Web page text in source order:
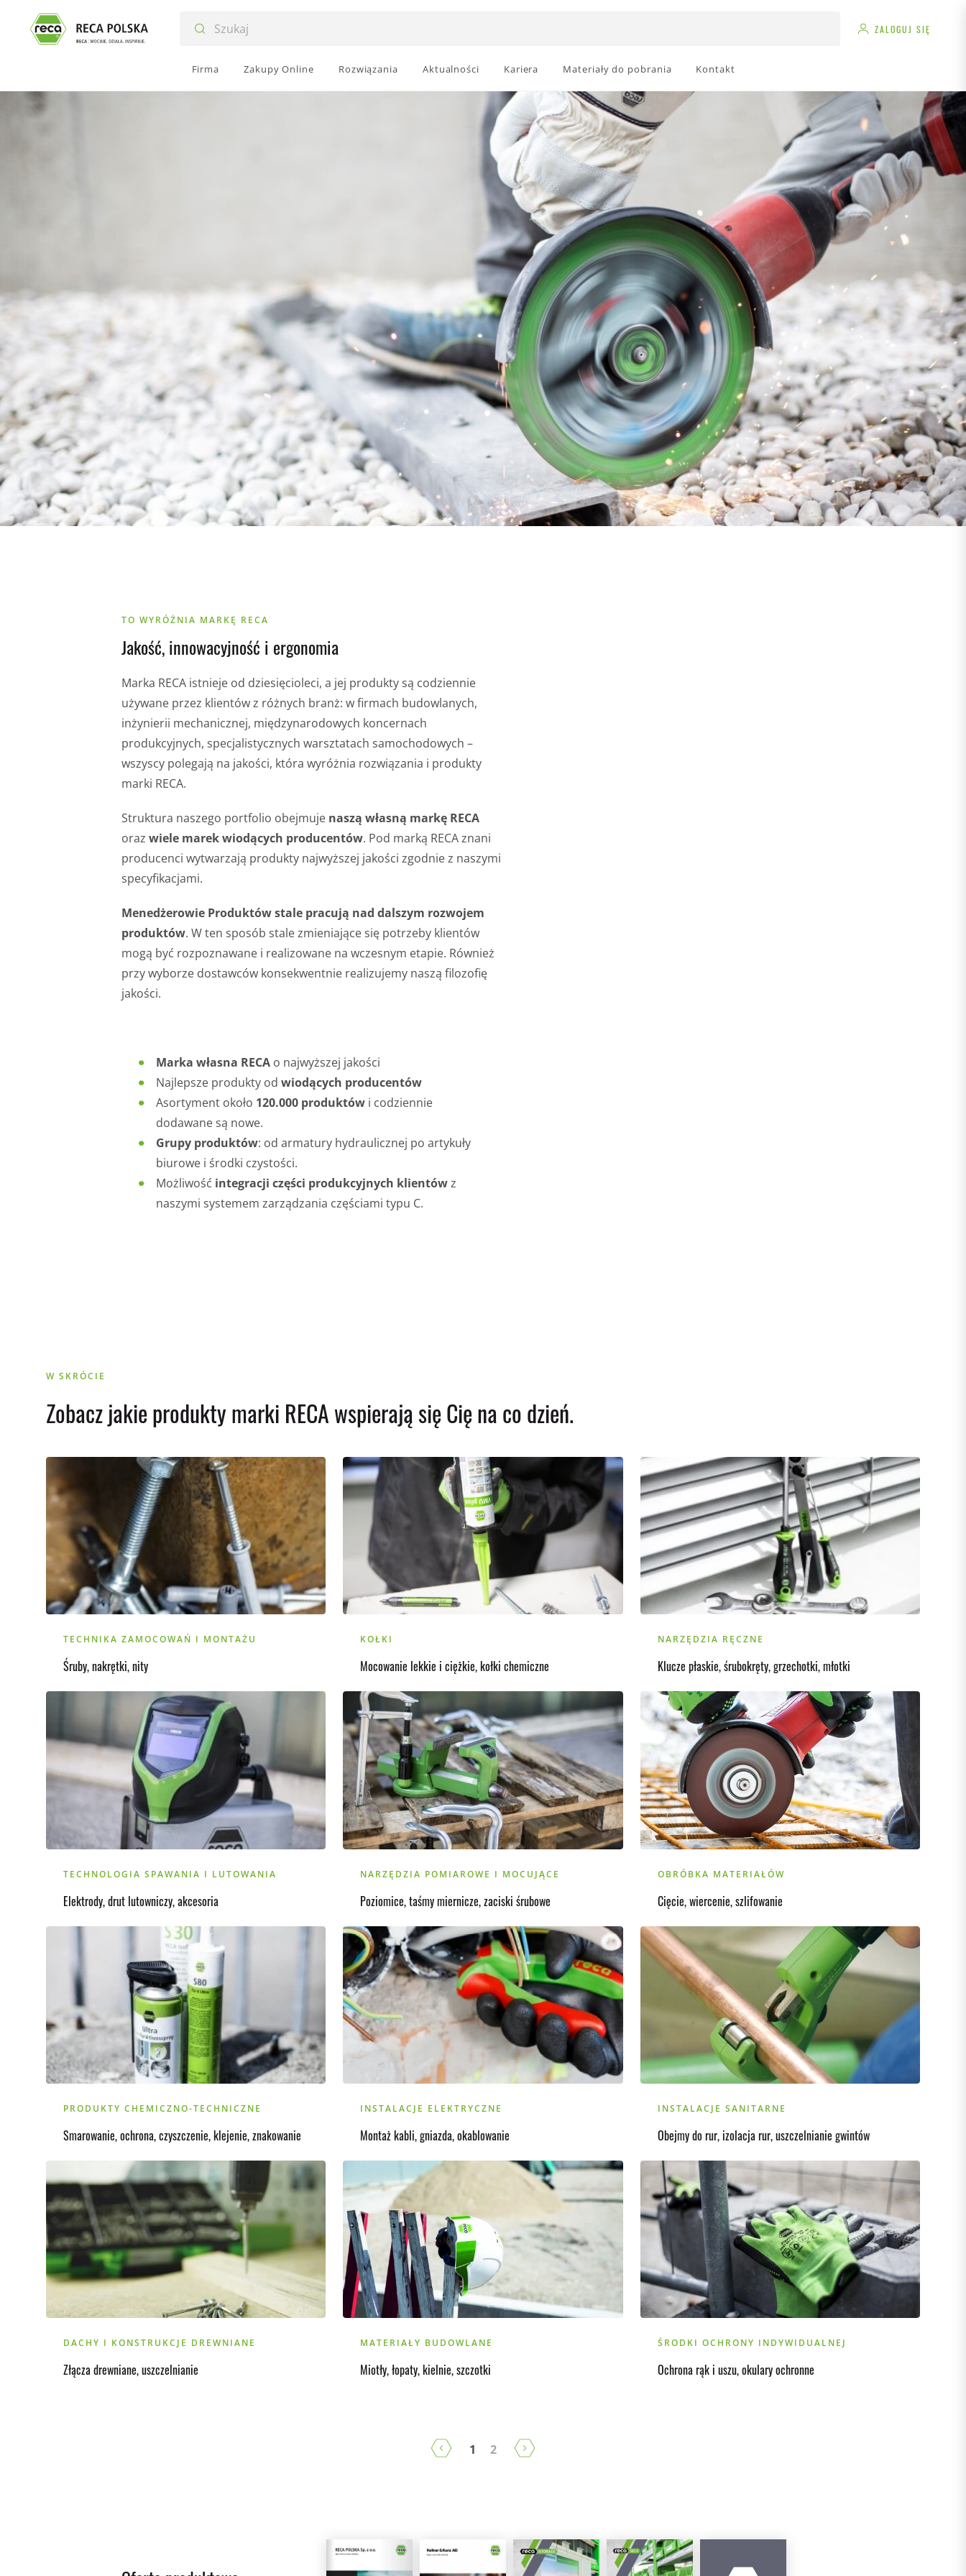
Firma Zakupy Online Rozwiązania Aktualności Kariera Materiały do pobrania Kontakt
ZALOGUJ SIĘ
TO WYRÓŻNIA MARKĘ RECA
Jakość, innowacyjność i ergonomia
Marka RECA istnieje od dziesięcioleci, a jej produkty są codziennie
używane przez klientów z różnych branż: w firmach budowlanych,
inżynierii mechanicznej, międzynarodowych koncernach
produkcyjnych, specjalistycznych warsztatach samochodowych –
wszyscy polegają na jakości, która wyróżnia rozwiązania i produkty
marki RECA.
Struktura naszego portfolio obejmuje naszą własną markę RECA
oraz wiele marek wiodących producentów. Pod marką RECA znani
producenci wytwarzają produkty najwyższej jakości zgodnie z naszymi
specyfikacjami.
Menedżerowie Produktów stale pracują nad dalszym rozwojem
produktów. W ten sposób stale zmieniające się potrzeby klientów
mogą być rozpoznawane i realizowane na wczesnym etapie. Również
przy wyborze dostawców konsekwentnie realizujemy naszą filozofię
jakości.
Marka własna RECAo najwyższej jakości
Najlepsze produkty od wiodących producentów
Asortyment około 120.000 produktówi codziennie
dodawane są nowe.
Grupy produktów: od armatury hydraulicznej po artykuły
biurowe i środki czystości.
Możliwość integracji części produkcyjnych klientówz
naszymi systemem zarządzania częściami typu C.
W SKRÓCIE
Zobacz jakie produkty marki RECA wspierają się Cię na co dzień.
TECHNIKA ZAMOCOWAŃ I MONTAŻU
Śruby, nakrętki, nity
KOŁKI
Mocowanie lekkie i ciężkie, kołki chemiczne
NARZĘDZIA RĘCZNE
Klucze płaskie, śrubokręty, grzechotki, młotki
TECHNOLOGIA SPAWANIA I LUTOWANIA
Elektrody, drut lutowniczy, akcesoria
NARZĘDZIA POMIAROWE I MOCUJĄCE
Poziomice, taśmy miernicze, zaciski śrubowe
OBRÓBKA MATERIAŁÓW
Cięcie, wiercenie, szlifowanie
PRODUKTY CHEMICZNO-TECHNICZNE
Smarowanie, ochrona, czyszczenie, klejenie, znakowanie
INSTALACJE ELEKTRYCZNE
Montaż kabli, gniazda, okablowanie
INSTALACJE SANITARNE
Obejmy do rur, izolacja rur, uszczelnianie gwintów
DACHY I KONSTRUKCJE DREWNIANE
Złącza drewniane, uszczelnianie
MATERIAŁY BUDOWLANE
Miotły, łopaty, kielnie, szczotki
ŚRODKI OCHRONY INDYWIDUALNEJ
Ochrona rąk i uszu, okulary ochronne
1 2